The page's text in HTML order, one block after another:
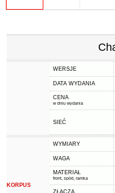
WERSJE
DATA WYDANIA
CENA
w dniu wydania
SIEĆ
KORPUS
WYMIARY
WAGA
MATERIAŁ
front, spód, ramka
ZŁĄCZA